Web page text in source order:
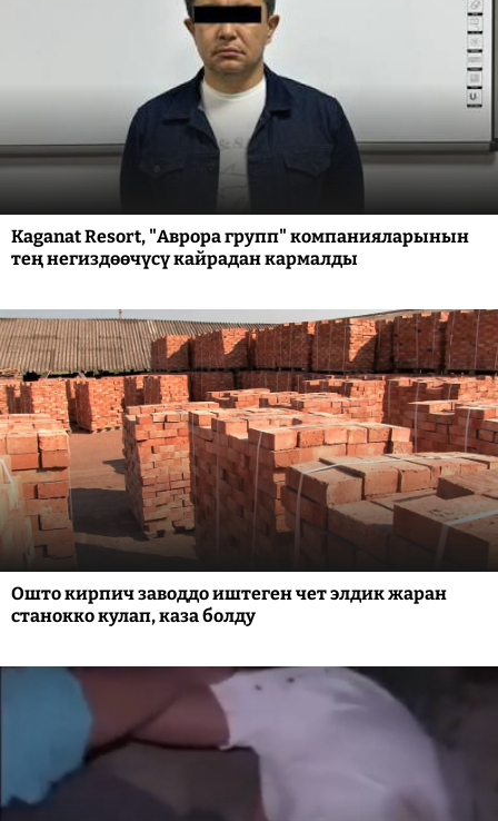
Kaganat Resort, "Аврора групп" компанияларынын
тең негиздөөчүсү кайрадан кармалды
Ошто кирпич заводдо иштеген чет элдик жаран
станокко кулап, каза болду